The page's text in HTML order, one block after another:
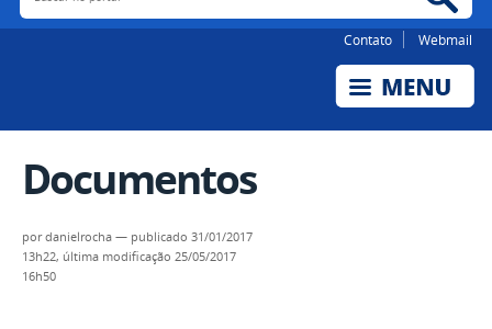
Contato Webmail
Documentos
pordanielrocha — publicado 31/01/2017
13h22, última modificação 25/05/2017
16h50